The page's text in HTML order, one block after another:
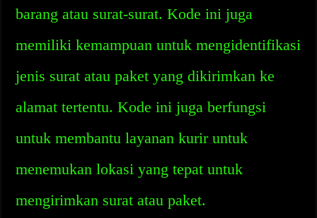
barang atau surat-surat. Kode ini juga
memiliki kemampuan untuk mengidentifikasi
jenis surat atau paket yang dikirimkan ke
alamat tertentu. Kode ini juga berfungsi
untuk membantu layanan kurir untuk
menemukan lokasi yang tepat untuk
mengirimkan surat atau paket.